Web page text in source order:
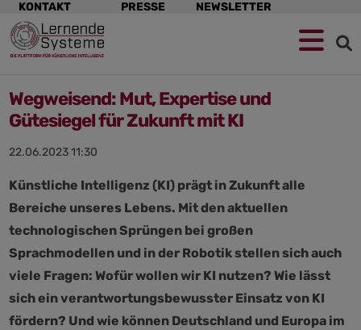
Navigation
überspringen
KONTAKT PRESSE NEWSLETTER
Wegweisend: Mut, Expertise und
Gütesiegel für Zukunft mit KI
22.06.2023 11:30
Künstliche Intelligenz (KI) prägt in Zukunft alle
Bereiche unseres Lebens. Mit den aktuellen
technologischen Sprüngen bei großen
Sprachmodellen und in der Robotik stellen sich auch
viele Fragen: Wofür wollen wir KI nutzen? Wie lässt
sich ein verantwortungsbewusster Einsatz von KI
fördern? Und wie können Deutschland und Europa im